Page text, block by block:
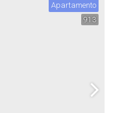
913
Apartamento